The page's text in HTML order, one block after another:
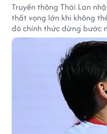
Truyền thông Thái Lan
thất vọng lớn khi không
đó chính thức dừng bước
2026.